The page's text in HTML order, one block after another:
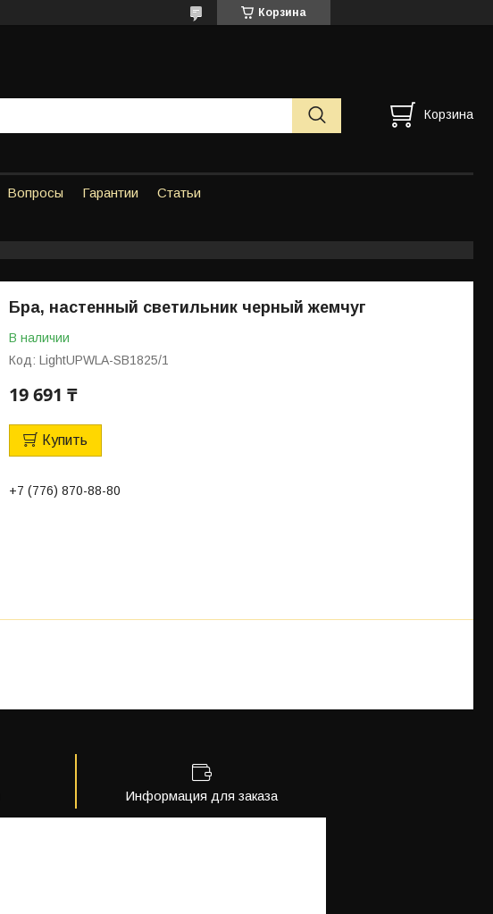
Корзина
Корзина
Вопросы Гарантии Статьи
Бра, настенный светильник черный жемчуг
В наличии
Код: LightUPWLA-SB1825/1
19 691 ₸
Купить
+7 (776) 870-88-80
Информация для заказа